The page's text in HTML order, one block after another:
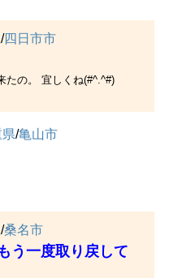
/四日市市
たの。 宜しくね(#^.^#)
/亀山市
/桑名市
う一度取り戻して